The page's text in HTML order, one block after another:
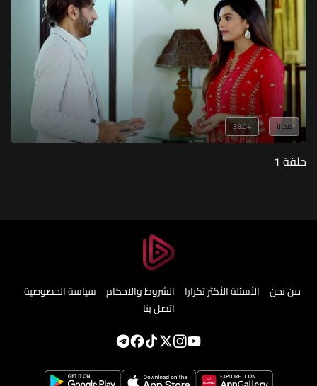
مجاناً 38:04
حلقة 1
من نحن الأسئلة الأكثر تكرارا الشروط والاحكام سياسة الخصوصية
اتصل بنا